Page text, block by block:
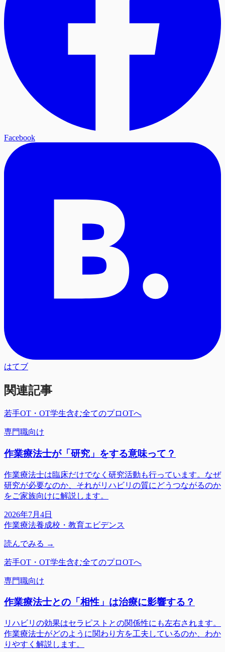
Facebook
はてブ
関連記事
若手OT・OT学生含む全てのプロOTへ
専門職向け
作業療法士が「研究」をする意味って？
作業療法士は臨床だけでなく研究活動も行っています。なぜ
研究が必要なのか、それがリハビリの質にどうつながるのか
をご家族向けに解説します。
2026年7月4日
作業療法養成校・教育エビデンス
読んでみる →
若手OT・OT学生含む全てのプロOTへ
専門職向け
作業療法士との「相性」は治療に影響する？
リハビリの効果はセラピストとの関係性にも左右されます。
作業療法士がどのように関わり方を工夫しているのか、わか
りやすく解説します。